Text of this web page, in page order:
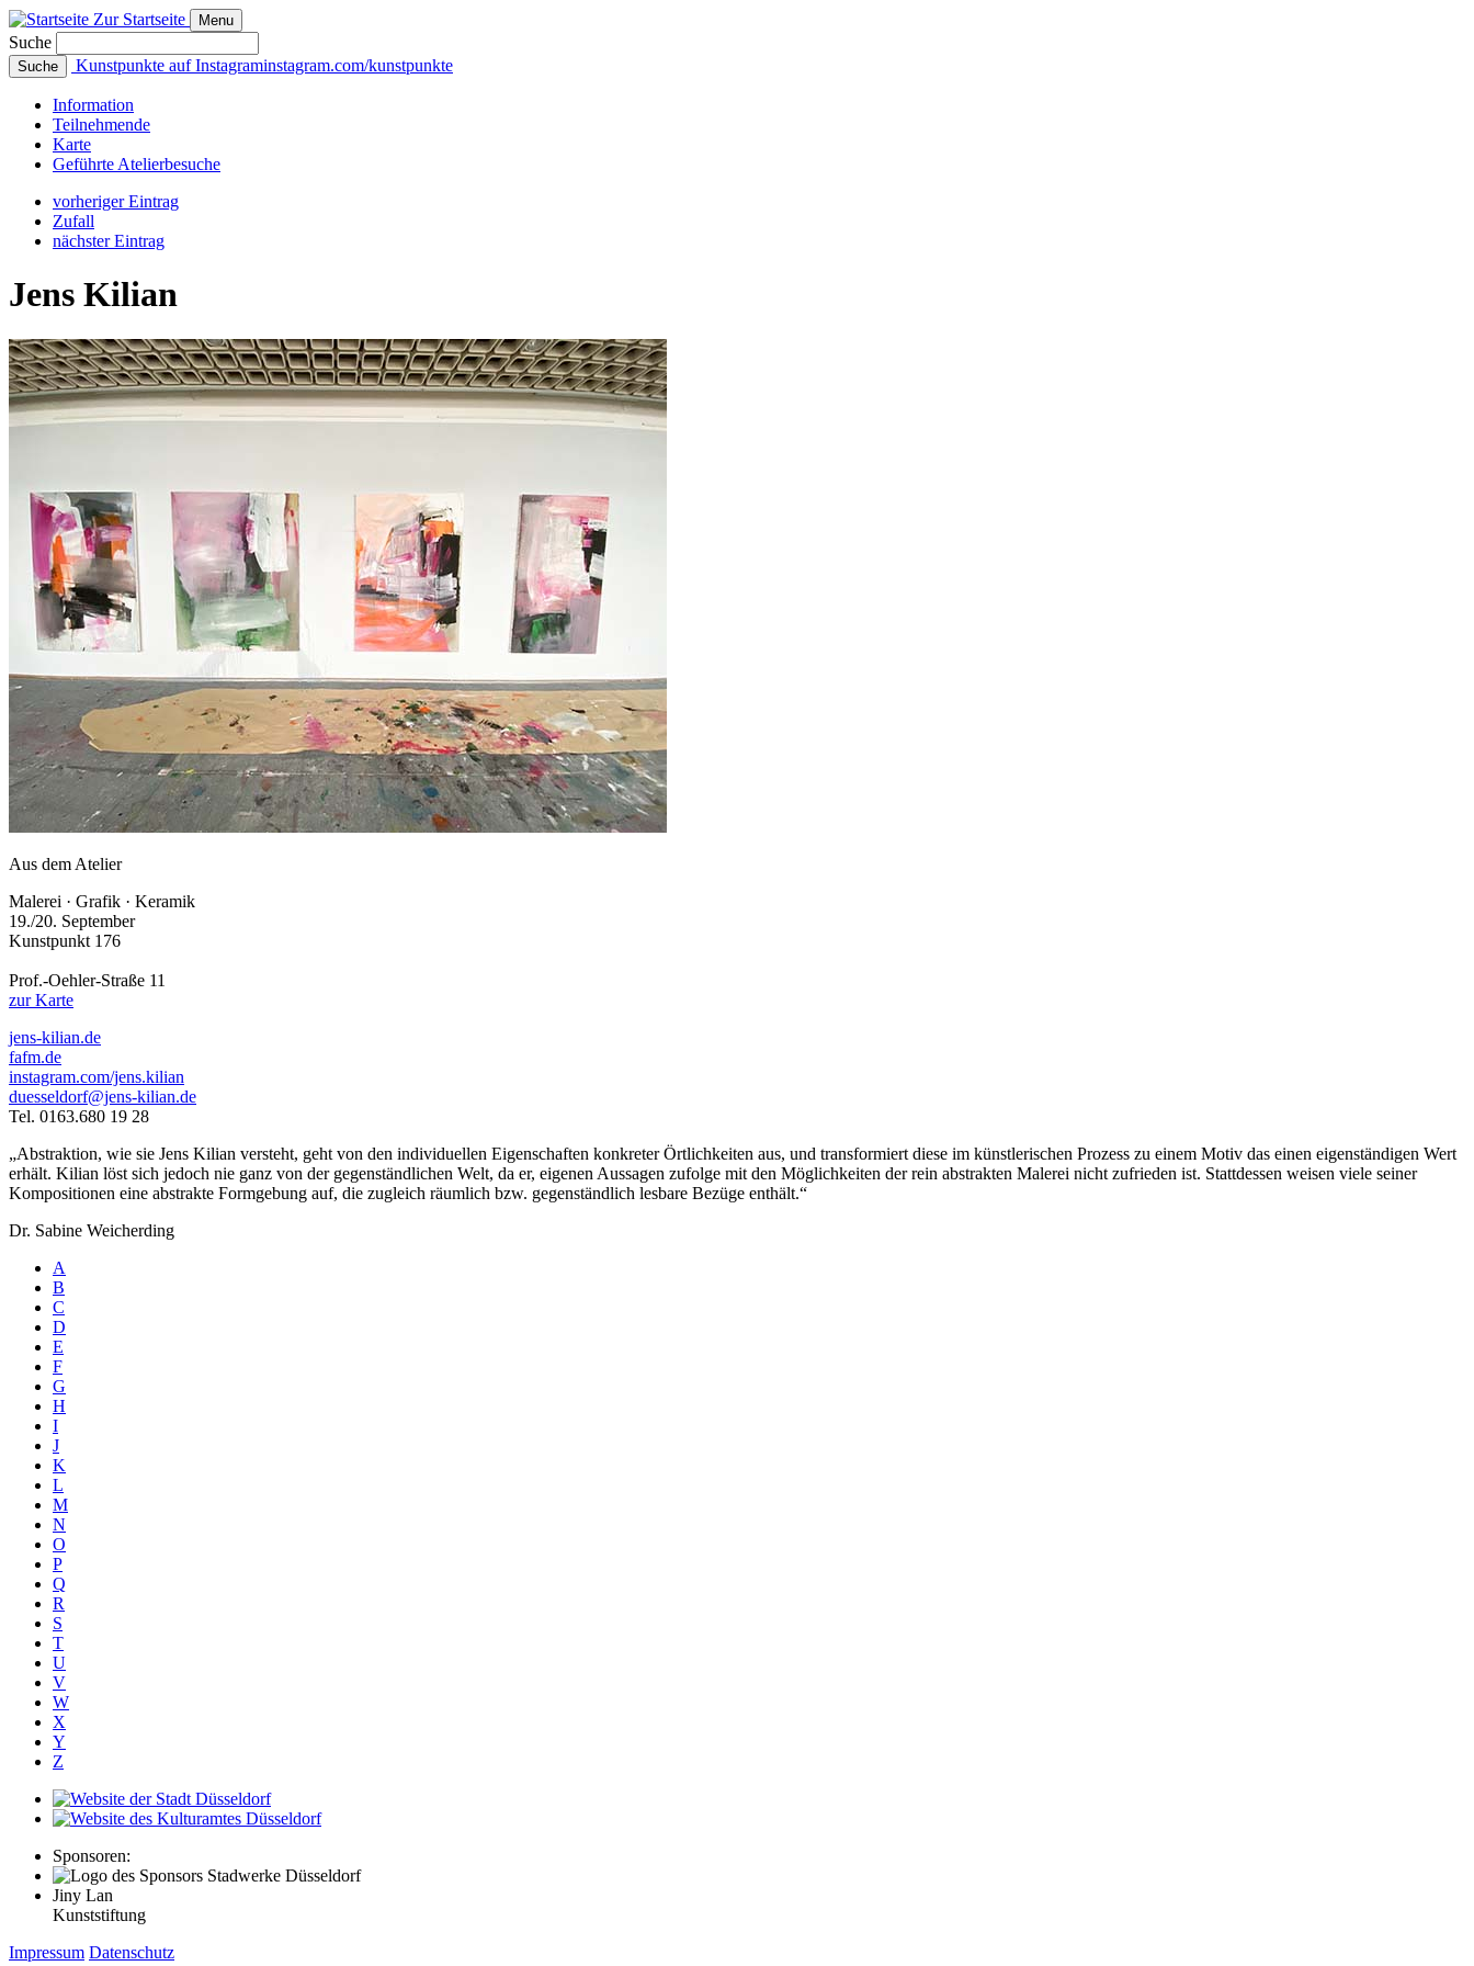
Zur Startseite Menu
Suche
Suche Kunstpunkte auf Instagraminstagram.com/kunstpunkte
Information
Teilnehmende
Karte
Geführte Atelierbesuche
vorheriger Eintrag
Zufall
nächster Eintrag
Jens Kilian
Aus dem Atelier
Malerei · Grafik · Keramik
19./20. September
Kunstpunkt 176
Prof.-Oehler-Straße 11
zur Karte
jens-kilian.de
fafm.de
instagram.com/jens.kilian
duesseldorf@jens-kilian.de
Tel. 0163.680 19 28
„Abstraktion, wie sie Jens Kilian versteht, geht von den individuellen Eigenschaften konkreter Örtlichkeiten aus, und transformiert diese im künstlerischen Prozess zu einem Motiv das einen eigenständigen Wert
erhält. Kilian löst sich jedoch nie ganz von der gegenständlichen Welt, da er, eigenen Aussagen zufolge mit den Möglichkeiten der rein abstrakten Malerei nicht zufrieden ist. Stattdessen weisen viele seiner
Kompositionen eine abstrakte Formgebung auf, die zugleich räumlich bzw. gegenständlich lesbare Bezüge enthält.“
Dr. Sabine Weicherding
A
B
C
D
E
F
G
H
I
J
K
L
M
N
O
P
Q
R
S
T
U
V
W
X
Y
Z
Sponsoren:
Jiny Lan
Kunststiftung
Impressum Datenschutz